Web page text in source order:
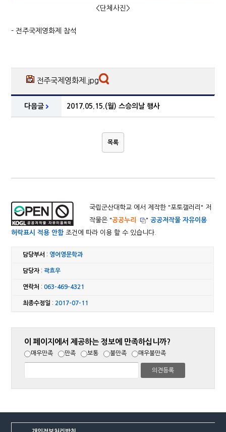
<단체사진>
- 전주국제영화제 참석
전주국제영화제.jpg
다음글 2017.05.15.(월) 스승의날 행사
목록
국립군산대학교 에서 제작한 "포토갤러리 " 저
작물은 "공공누리 "공공저작물 자유이용
허락표시 적용 안함조건에 따라 이용 할 수 있습니다.
담당부서 : 영어영문학과
담당자:곽효우
연락처 :063-469-4321
최종수정일 : 2017-07-11
이 페이지에서 제공하는 정보에 만족하십니까?
매우만족 만족 보통 불만족 매우불만족